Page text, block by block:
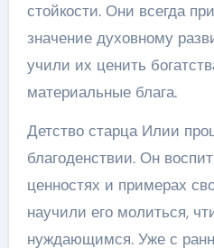
стойкости. Они всегда
значение духовному
учили их ценить
материальные блага.
Детство старца Илии
благоденствии. Он
ценностях и примерах
научили его молиться,
нуждающимся. Уже с